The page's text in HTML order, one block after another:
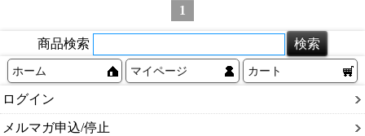
1
商品検索
ホーム マイページ カート
ログイン
メルマガ申込/停止